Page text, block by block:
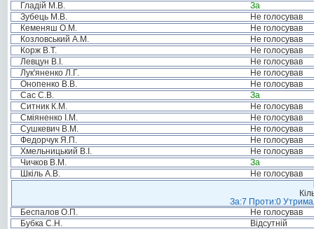
Гладій М.В.
За
Зубець М.В.
Не голосував
Кеменяш О.М.
Не голосував
Козловський А.М.
Не голосував
Корж В.Т.
Не голосував
Левцун В.І.
Не голосував
Лук'яненко Л.Г.
Не голосував
Онопенко В.В.
Не голосував
Сас С.В.
За
Ситник К.М.
Не голосував
Сміяненко І.М.
Не голосував
Сушкевич В.М.
Не голосував
Федорчук Я.П.
Не голосував
Хмельницький В.І.
Не голосував
Чичков В.М.
За
Шкіль А.В.
Не голосував
За:7 Проти:0
Беспалов О.П.
Не голосував
Бубка С.Н.
Відсутній